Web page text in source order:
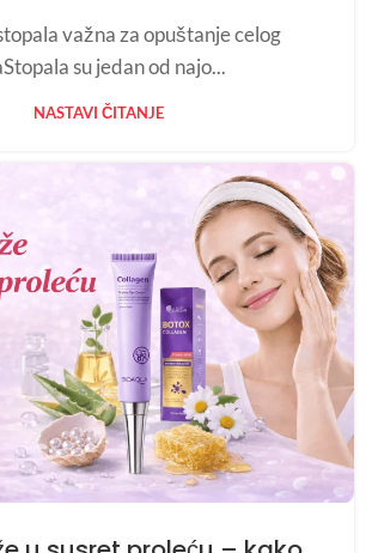
važna za opuštanje celog
su jedan od najo...
NASTAVI ČITANJE